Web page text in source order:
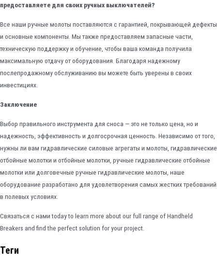
предоставляете для своих ручных выключателей?
Все наши ручные молоты поставляются с гарантией, покрывающей дефекты
и основные компоненты. Мы также предоставляем запасные части,
техническую поддержку и обучение, чтобы ваша команда получила
максимальную отдачу от оборудования. Благодаря надежному
послепродажному обслуживанию вы можете быть уверены в своих
инвестициях.
Заключение
Выбор правильного инструмента для сноса — это не только цена, но и
надежность, эффективность и долгосрочная ценность. Независимо от того,
нужны ли вам гидравлические силовые агрегаты и молоты, гидравлические
отбойные молотки и отбойные молотки, ручные гидравлические отбойные
молотки или долговечные ручные гидравлические молоты, наше
оборудование разработано для удовлетворения самых жестких требований
в полевых условиях.
Связаться с нами today to learn more about our full range of Handheld
Breakers and find the perfect solution for your project.
Теги